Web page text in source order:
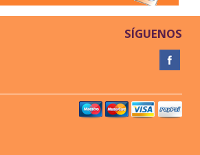
SÍGUENOS